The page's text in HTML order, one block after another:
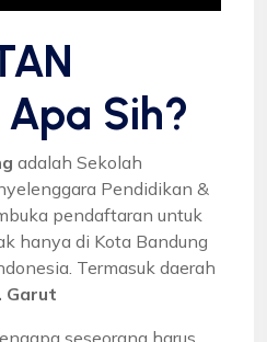
Sih?
adalah Sekolah
Pendidikan &
pendaftaran untuk
hanya di Kota Bandung
Termasuk daerah
Garut
seseorang harus